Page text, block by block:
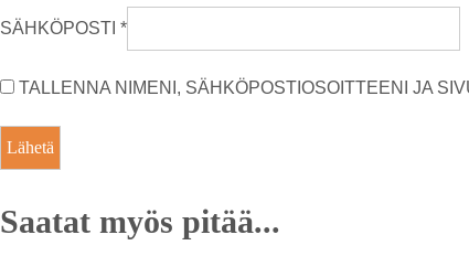
SÄHKÖPOSTI *
TALLENNA NIMENI, SÄHKÖPOSTIOSOITTEENI JA
Saatat myös pitää...